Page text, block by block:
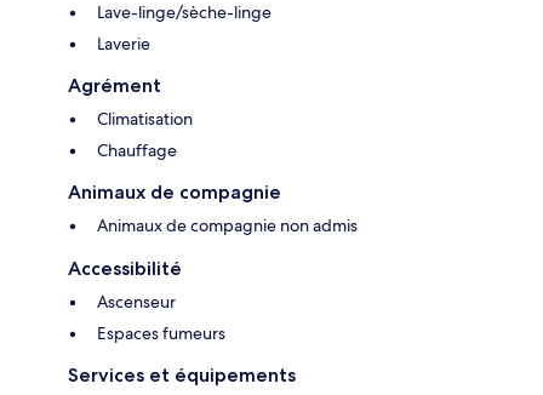
Lave-linge/sèche-linge
Laverie
Agrément
Climatisation
Chauffage
Animaux de compagnie
Animaux de compagnie non admis
Accessibilité
Ascenseur
Espaces fumeurs
Services et équipements